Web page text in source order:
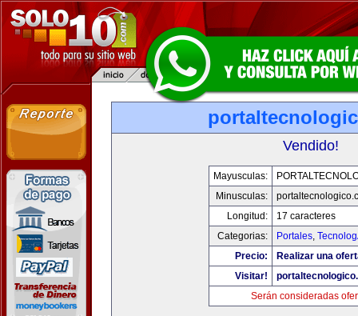
Vendido!
Mayusculas:
Minusculas:
Longitud:
17 caracteres
Categorias:
Portales,
Precio:
Realizar una
Visitar!
Serán consideradas